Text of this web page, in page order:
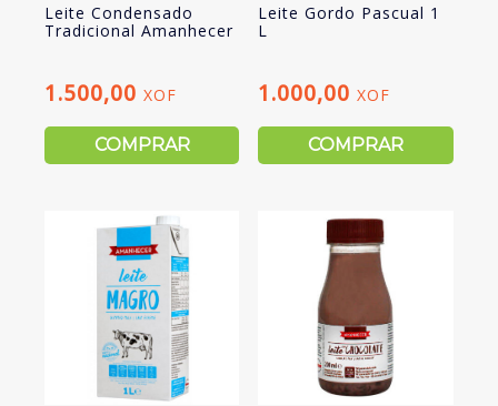
Leite Condensado
Tradicional Amanhecer
1.500,00 XOF
COMPRAR
Leite Gordo Pascual 1
L
1.000,00XOF
COMPRAR